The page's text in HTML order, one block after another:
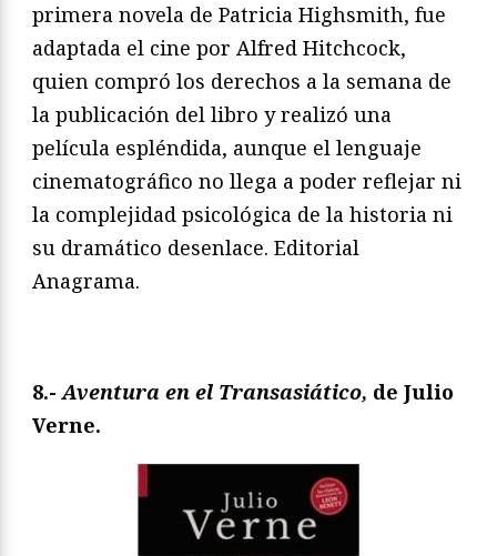
primera novela de Patricia Highsmith, fue
adaptada el cine por Alfred Hitchcock,
quien compró los derechos a la semana de
la publicación del libro y realizó una
película espléndida, aunque el lenguaje
cinematográfico no llega a poder reflejar ni
la complejidad psicológica de la historia ni
su dramático desenlace. Editorial
Anagrama.
8.-Aventura en el Transasiático, de Julio
Verne.